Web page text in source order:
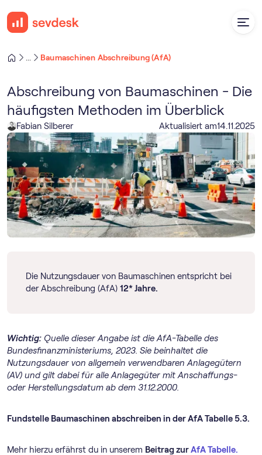
Baumaschinen Abschreibung (AfA)
Abschreibung von Baumaschinen - Die
häufigsten Methoden im Überblick
Fabian Silberer Aktualisiert am14.11.2025
Die Nutzungsdauer von Baumaschinen entspricht bei
der Abschreibung (AfA) 12* Jahre.
Wichtig: Quelle dieser Angabe ist die AfA-Tabelle des
Bundesfinanzministeriums, 2023. Sie beinhaltet die
Nutzungsdauer von allgemein verwendbaren Anlagegütern
(AV) und gilt dabei für alle Anlagegüter mit Anschaffungs-
oder Herstellungsdatum ab dem 31.12.2000.
Fundstelle Baumaschinen abschreiben in der AfA Tabelle 5.3.
Mehr hierzu erfährst du in unserem Beitrag zurAfA Tabelle.